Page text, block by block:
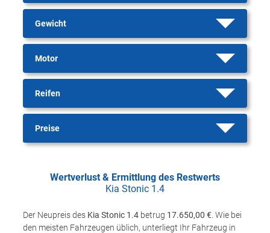
Gewicht
Motor
Reifen
Preise
Wertverlust & Ermittlung des Restwerts
Kia Stonic 1.4
Der Neupreis des Kia Stonic 1.4 betrug 17.650,00 € . Wie bei
den meisten Fahrzeugen üblich, unterliegt Ihr Fahrzeug in